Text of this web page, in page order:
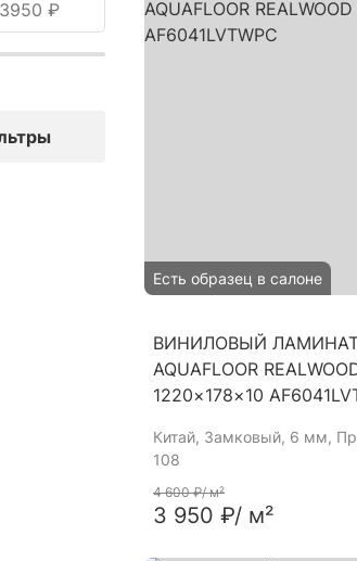
Есть образец в салоне
ВИНИЛОВЫЙ
AQUAFLOOR
1220×178×10
Китай, Замковый, 6 мм,
108
4 600 ₽/ м²
3 950 ₽/ м²